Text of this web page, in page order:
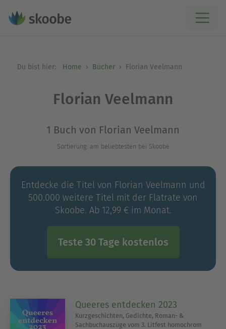
Du bist hier: Home Bücher Florian Veelmann
Florian Veelmann
1 Buch von Florian Veelmann
Sortierung: am beliebtesten bei Skoobe
Entdecke die Titel von Florian Veelmann und
500.000 weitere Titel mit der Flatrate von
Skoobe. Ab 12,99 € im Monat.
Teste 30 Tage kostenlos
Queeres entdecken 2023
Kurzgeschichten, Gedichte, Roman- &
Sachbuchauszüge vom 3. Litfest homochrom